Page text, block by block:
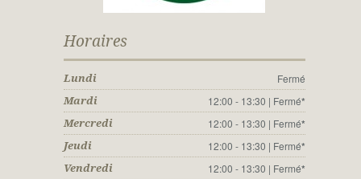
Horaires
Lundi Fermé
Mardi 12:00 - 13:30 | Fermé*
Mercredi 12:00 - 13:30 | Fermé*
Jeudi 12:00 - 13:30 | Fermé*
Vendredi 12:00 - 13:30 | Fermé*